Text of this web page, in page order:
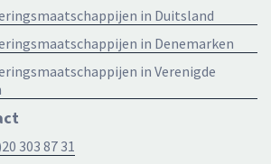
in Duitsland
in Denemarken
in Verenigde
303 87 31